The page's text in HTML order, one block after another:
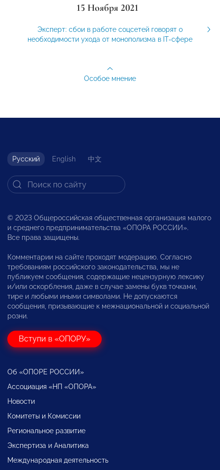
15 Ноября 2021
Эксперт: сбои в работе соцсетей говорят о
необходимости ухода от монополизма в IT-сфере
Особое мнение
Русский English 中文
© 2023 Общероссийская общественная организация малого
и среднего предпринимательства «ОПОРА РОССИИ».
Все права защищены.
Комментарии на сайте проходят модерацию. Согласно
требованиям российского законодательства, мы не
публикуем сообщения, содержащие нецензурную лексику
и/или оскорбления, даже в случае замены букв точками,
тире и любыми иными символами. Не допускаются
сообщения, призывающие к межнациональной и социальной
розни.
Вступи в «ОПОРУ»
Об «ОПОРЕ РОССИИ»
Ассоциация «НП «ОПОРА»
Новости
Комитеты и Комиссии
Региональное развитие
Экспертиза и Аналитика
Международная деятельность